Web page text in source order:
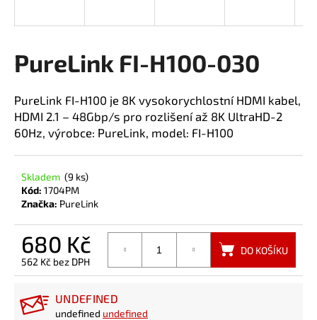
PureLink FI-H100-030
PureLink FI-H100 je 8K vysokorychlostní HDMI kabel,
HDMI 2.1 – 48Gbp/s pro rozlišení až 8K UltraHD-2
60Hz, výrobce: PureLink, model: FI-H100
Skladem (9 ks)
Kód: 1704PM
Značka: PureLink
680 Kč
562 Kč bez DPH
Měrná
DO KOŠÍKU
UNDEFINED
undefined undefined
í
t
?